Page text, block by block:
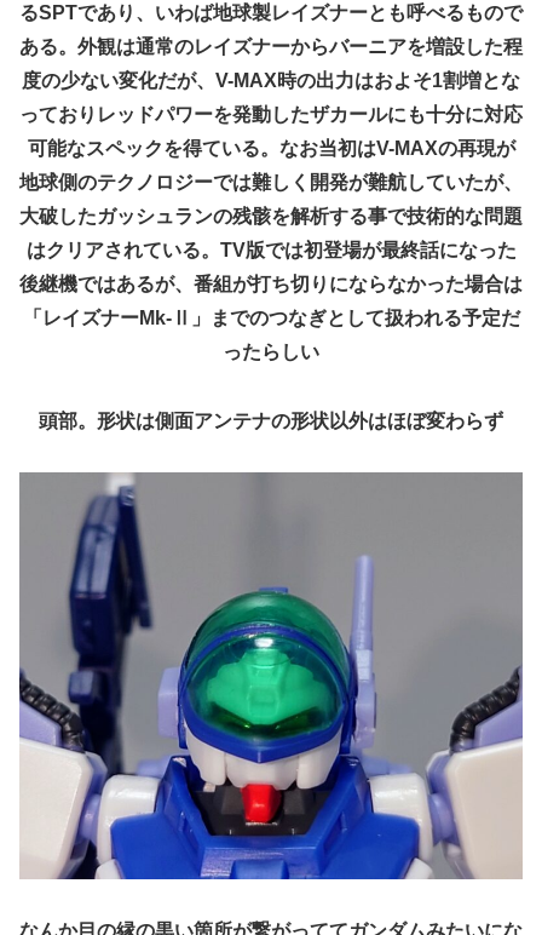
るSPTであり、いわば地球製レイズナーとも呼べるもので
ある。外観は通常のレイズナーからバーニアを増設した程
度の少ない変化だが、V-MAX時の出力はおよそ1割増とな
っておりレッドパワーを発動したザカールにも十分に対応
可能なスペックを得ている。なお当初はV-MAXの再現が
地球側のテクノロジーでは難しく開発が難航していたが、
大破したガッシュランの残骸を解析する事で技術的な問題
はクリアされている。TV版では初登場が最終話になった
後継機ではあるが、番組が打ち切りにならなかった場合は
「レイズナーMk-Ⅱ」までのつなぎとして扱われる予定だ
ったらしい
頭部。形状は側面アンテナの形状以外はほぼ変わらず
なんか目の縁の黒い箇所が繋がっててガンダムみたいにな